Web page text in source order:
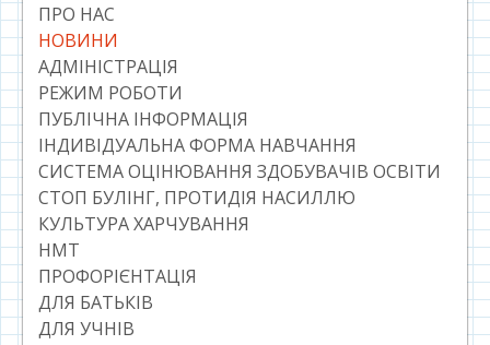
ПРО НАС
НОВИНИ
АДМІНІСТРАЦІЯ
РЕЖИМ РОБОТИ
ПУБЛІЧНА ІНФОРМАЦІЯ
ІНДИВІДУАЛЬНА ФОРМА НАВЧАННЯ
СИСТЕМА ОЦІНЮВАННЯ ЗДОБУВАЧІВ ОСВІТИ
СТОП БУЛІНГ, ПРОТИДІЯ НАСИЛЛЮ
КУЛЬТУРА ХАРЧУВАННЯ
НМТ
ПРОФОРІЄНТАЦІЯ
ДЛЯ БАТЬКІВ
ДЛЯ УЧНІВ